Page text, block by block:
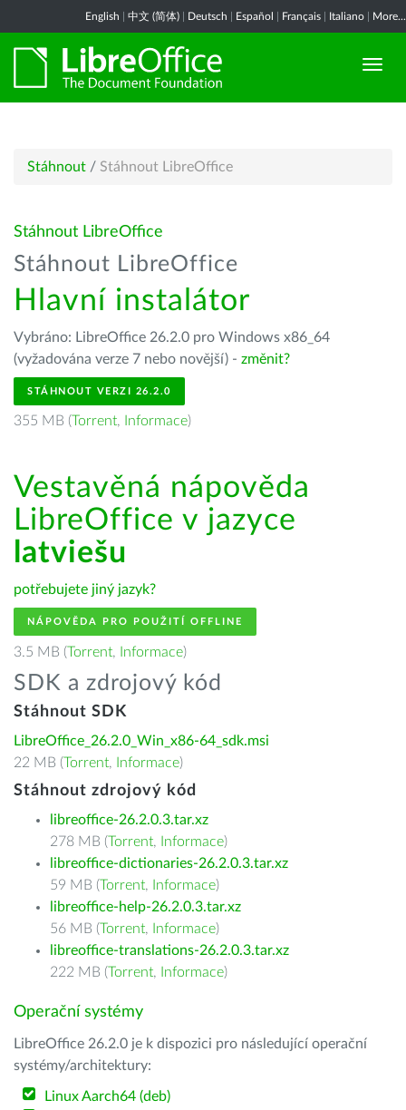
English 中文 (简体) Deutsch Español Français Italiano More...
Stáhnout / Stáhnout LibreOffice
Stáhnout LibreOffice
Stáhnout LibreOffice
Hlavní instalátor
Vybráno: LibreOffice 26.2.0 pro Windows x86_64
(vyžadována verze 7 nebo novější) - změnit?
STÁHNOUT VERZI 26.2.0
355 MB (Torrent, Informace)
Vestavěná nápověda
LibreOffice v jazyce
latviešu
potřebujete jiný jazyk?
NÁPOVĚDA PRO POUŽITÍ OFFLINE
3.5 MB (Torrent, Informace)
SDK a zdrojový kód
Stáhnout SDK
LibreOffice_26.2.0_Win_x86-64_sdk.msi
22 MB (Torrent, Informace)
Stáhnout zdrojový kód
libreoffice-26.2.0.3.tar.xz
278 MB (Torrent, Informace)
libreoffice-dictionaries-26.2.0.3.tar.xz
59 MB (Torrent, Informace)
libreoffice-help-26.2.0.3.tar.xz
56 MB (Torrent, Informace)
libreoffice-translations-26.2.0.3.tar.xz
222 MB (Torrent, Informace)
Operační systémy
LibreOffice 26.2.0 je k dispozici pro následující operační
systémy/architektury:
Linux Aarch64 (deb)